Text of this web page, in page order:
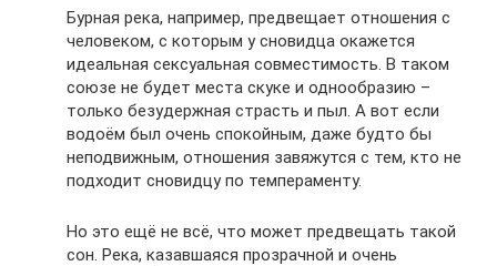
Бурная река, например, предвещает отношения с
человеком, с которым у сновидца окажется
идеальная сексуальная совместимость. В таком
союзе не будет места скуке и однообразию –
только безудержная страсть и пыл. А вот если
водоём был очень спокойным, даже будто бы
неподвижным, отношения завяжутся с тем, кто не
подходит сновидцу по темпераменту.
Но это ещё не всё, что может предвещать такой
сон. Река, казавшаяся прозрачной и очень